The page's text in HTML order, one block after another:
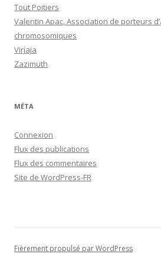
Tout Poitiers
Valentin Apac, Association de porteurs
chromosomiques
Virjaja
Zazimuth
MÉTA
Connexion
Flux des publications
Flux des commentaires
Site de WordPress-FR
Fièrement propulsé par WordPress